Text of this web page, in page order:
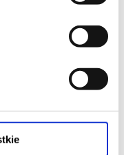
ratunku,
gotowi na wszystko i
odwołania
zwrot środków